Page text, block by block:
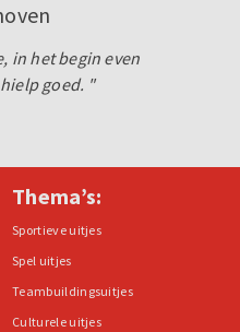
in het begin even
goed. "
Thema’s:
Sportieve uitjes
Spel uitjes
Teambuildingsuitjes
Culturele uitjes